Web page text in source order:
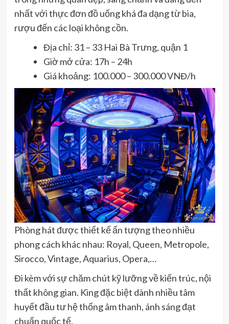
nhất với thực đơn đồ uống khá đa dạng từ bia,
rượu đến các loại không cồn.
Địa chỉ: 31 – 33 Hai Bà Trưng, quận 1
Giờ mở cửa: 17h – 24h
Giá khoảng: 100.000 – 300.000 VNĐ/h
Phòng hát được thiết kế ấn tượng theo nhiều
phong cách khác nhau: Royal, Queen, Metropole,
Sirocco, Vintage, Aquarius, Opera,…
Đi kèm với sự chăm chút kỹ lưỡng về kiến trúc, nội
thất không gian. King đặc biệt dành nhiều tâm
huyết đầu tư hệ thống âm thanh, ánh sáng đạt
chuẩn quốc tế.